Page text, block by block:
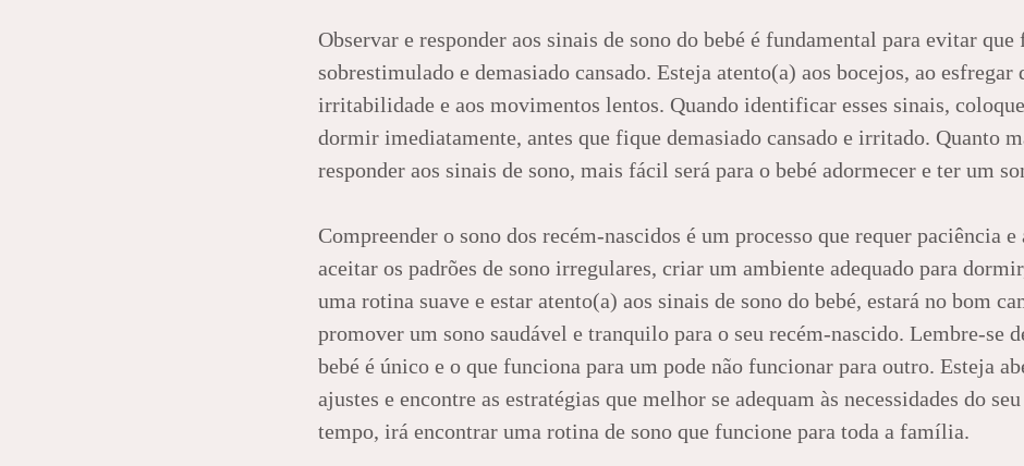
Observar e responder aos sinais de sono do bebé é fundamental para evitar que
sobrestimulado e demasiado cansado. Esteja atento(a) aos bocejos, ao esfregar
irritabilidade e aos movimentos lentos. Quando identificar esses sinais,
dormir imediatamente, antes que fique demasiado cansado e irritado. Quanto
responder aos sinais de sono, mais fácil será para o bebé adormecer e ter um
Compreender o sono dos recém-nascidos é um processo que requer paciência e
aceitar os padrões de sono irregulares, criar um ambiente adequado para
uma rotina suave e estar atento(a) aos sinais de sono do bebé, estará no bom
promover um sono saudável e tranquilo para o seu recém-nascido. Lembre-se
bebé é único e o que funciona para um pode não funcionar para outro. Esteja
ajustes e encontre as estratégias que melhor se adequam às necessidades do
tempo, irá encontrar uma rotina de sono que funcione para toda a família.